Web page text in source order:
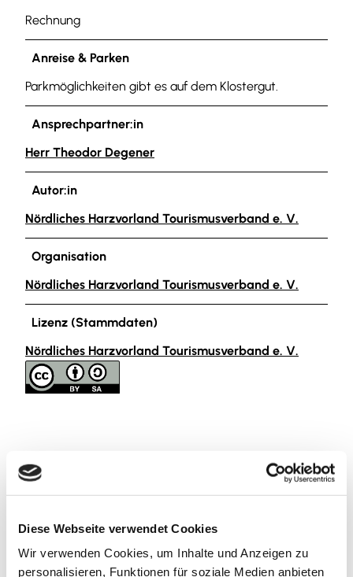
Diese Webseite verwendet Cookies
Wir verwenden Cookies, um Inhalte und Anzeigen zu
personalisieren, Funktionen für soziale Medien anbieten
Rechnung
Anreise & Parken
Parkmöglichkeiten gibt es auf dem Klostergut.
Ansprechpartner:in
Herr Theodor Degener
Autor:in
Nördliches Harzvorland Tourismusverband e. V.
Organisation
Nördliches Harzvorland Tourismusverband e. V.
Lizenz (Stammdaten)
Nördliches Harzvorland Tourismusverband e. V.
In der Nähe
Veranstaltung